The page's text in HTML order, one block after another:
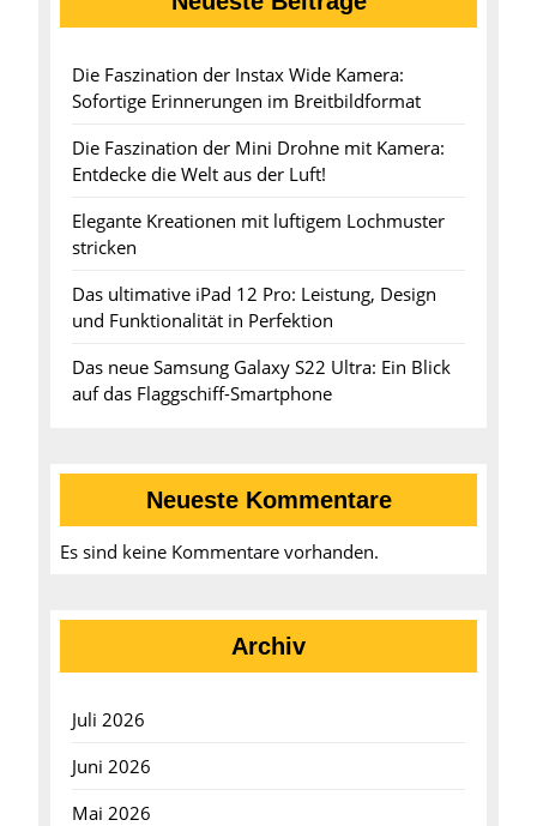
Die Faszination der Instax Wide Kamera:
Sofortige Erinnerungen im Breitbildformat
Die Faszination der Mini Drohne mit Kamera:
Entdecke die Welt aus der Luft!
Elegante Kreationen mit luftigem Lochmuster
stricken
Das ultimative iPad 12 Pro: Leistung, Design
und Funktionalität in Perfektion
Das neue Samsung Galaxy S22 Ultra: Ein Blick
auf das Flaggschiff-Smartphone
Neueste Kommentare
Es sind keine Kommentare vorhanden.
Archiv
Juli 2026
Juni 2026
Mai 2026